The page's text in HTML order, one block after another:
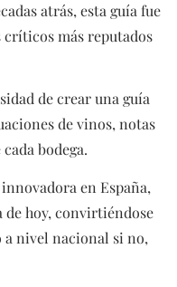
atrás, esta guía fue
críticos más reputados
de crear una guía
de vinos, notas
bodega.
en España,
de hoy, convirtiéndose
a nivel nacional si no,